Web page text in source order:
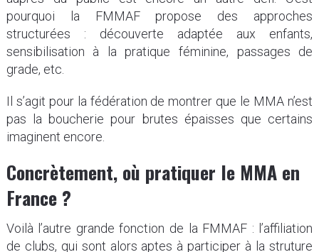
pourquoi la FMMAF propose des approches
structurées : découverte adaptée aux enfants,
sensibilisation à la pratique féminine, passages de
grade, etc.
Il s’agit pour la fédération de montrer que le MMA n’est
pas la boucherie pour brutes épaisses que certains
imaginent encore.
Concrètement, où pratiquer le MMA en
France ?
Voilà l’autre grande fonction de la FMMAF : l’affiliation
de clubs, qui sont alors aptes à participer à la struture